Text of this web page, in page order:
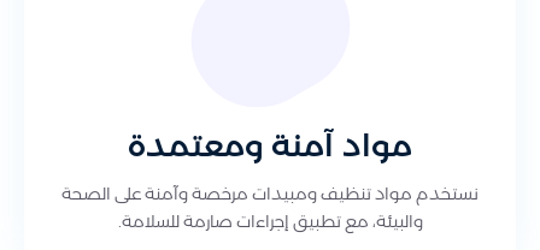
مواد آمنة ومعتمدة
نستخدم مواد تنظيف ومبيدات مرخصة وآمنة على الصحة
والبيئة، مع تطبيق إجراءات صارمة للسلامة.